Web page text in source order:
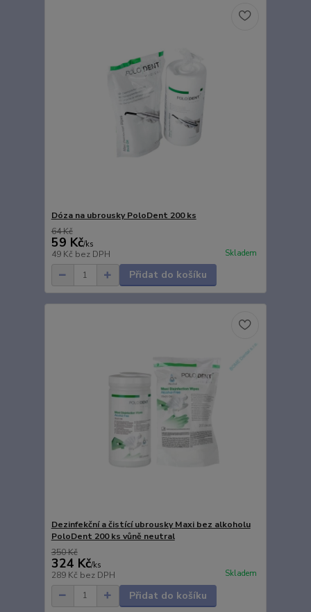
Dóza na ubrousky PoloDent 200 ks
64 Kč
59 Kč/ks
49 Kč bez DPH Skladem
Přidat do košíku
Dezinfekční a čistící ubrousky Maxi bez alkoholu
PoloDent 200 ks vůně neutral
350 Kč
324 Kč/ks
289 Kč bez DPH Skladem
Přidat do košíku